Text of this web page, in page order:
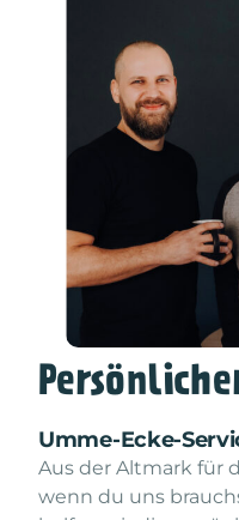
Umme-Ecke-
Aus der Altmark für
wenn du uns